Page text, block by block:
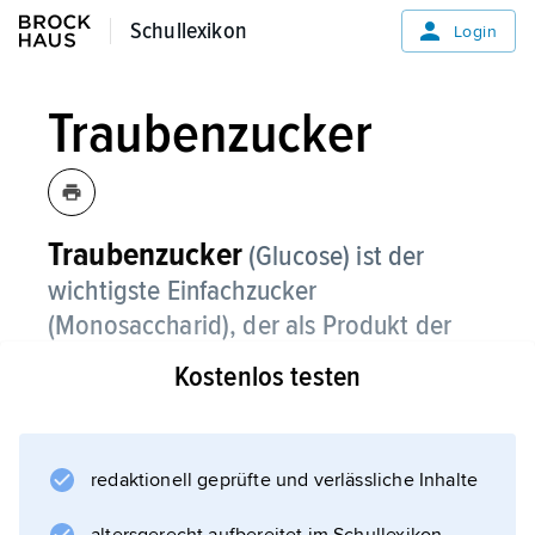
Schullexikon
Schullexikon Login
Traubenzucker
Traubenzucker(Glucose) ist der
wichtigste Einfachzucker
(Monosaccharid), der als Produkt der
pflanzlichenFotosynthesev. a. in
Früchten, Samen und Blättern enthalten
Traubenzucker ist am Aufbau der
Kostenlos testen
redaktionell geprüfte und verlässliche Inhalte